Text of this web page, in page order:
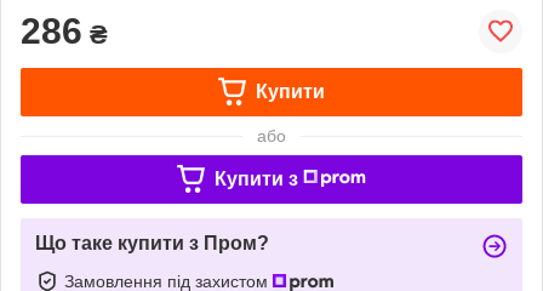
286 ₴
Купити
або
Купити з
Що таке купити з Пром?
Замовлення під захистом